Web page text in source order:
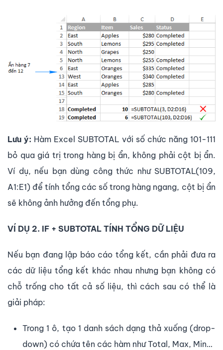
Lưu ý: Hàm Excel SUBTOTAL với số chức năng 101-111
bỏ qua giá trị trong hàng bị ẩn, không phải cột bị ẩn.
Ví dụ, nếu bạn dùng công thức như SUBTOTAL(109,
A1:E1) để tính tổng các số trong hàng ngang, cột bị ẩn
sẽ không ảnh hưởng đến tổng phụ.
VÍ DỤ 2. IF + SUBTOTAL TÍNH TỔNG DỮ LIỆU
Nếu bạn đang lập báo cáo tổng kết, cần phải đưa ra
các dữ liệu tổng kết khác nhau nhưng bạn không có
chỗ trống cho tất cả số liệu, thì cách sau có thể là
giải pháp:
Trong 1 ô, tạo 1 danh sách dạng thả xuống (drop-
down) có chứa tên các hàm như Total, Max, Min…